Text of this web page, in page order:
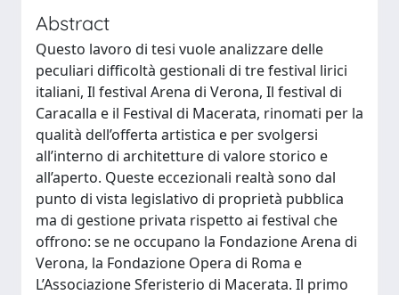
Abstract
Questo lavoro di tesi vuole analizzare delle
peculiari difficoltà gestionali di tre festival lirici
italiani, Il festival Arena di Verona, Il festival di
Caracalla e il Festival di Macerata, rinomati per la
qualità dell’offerta artistica e per svolgersi
all’interno di architetture di valore storico e
all’aperto. Queste eccezionali realtà sono dal
punto di vista legislativo di proprietà pubblica
ma di gestione privata rispetto ai festival che
offrono: se ne occupano la Fondazione Arena di
Verona, la Fondazione Opera di Roma e
L’Associazione Sferisterio di Macerata. Il primo